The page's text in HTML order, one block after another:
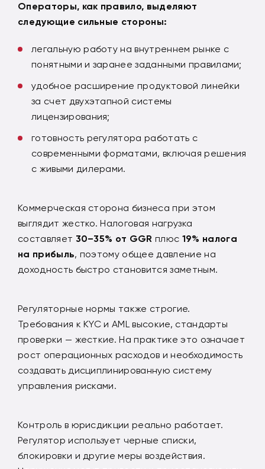
Операторы, как правило, выделяют
следующие сильные стороны:
легальную работу на внутреннем рынке с
понятными и заранее заданными правилами;
удобное расширение продуктовой линейки
за счет двухэтапной системы
лицензирования;
готовность регулятора работать с
современными форматами, включая решения
с живыми дилерами.
Коммерческая сторона бизнеса при этом
выглядит жестко. Налоговая нагрузка
составляет 30–35% от GGRплюс 19% налога
на прибыль, поэтому общее давление на
доходность быстро становится заметным.
Регуляторные нормы также строгие.
Требования к KYC и AML высокие, стандарты
проверки — жесткие. На практике это означает
рост операционных расходов и необходимость
создавать дисциплинированную систему
управления рисками.
Контроль в юрисдикции реально работает.
Регулятор использует черные списки,
блокировки и другие меры воздействия.